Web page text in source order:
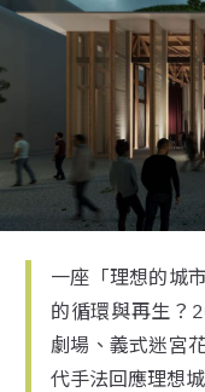
一座「理想的城
的循環與再生？
劇場、義式迷宮
代手法回應理想